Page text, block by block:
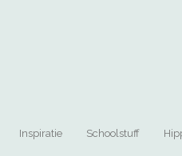
Inspiratie Schoolstuff